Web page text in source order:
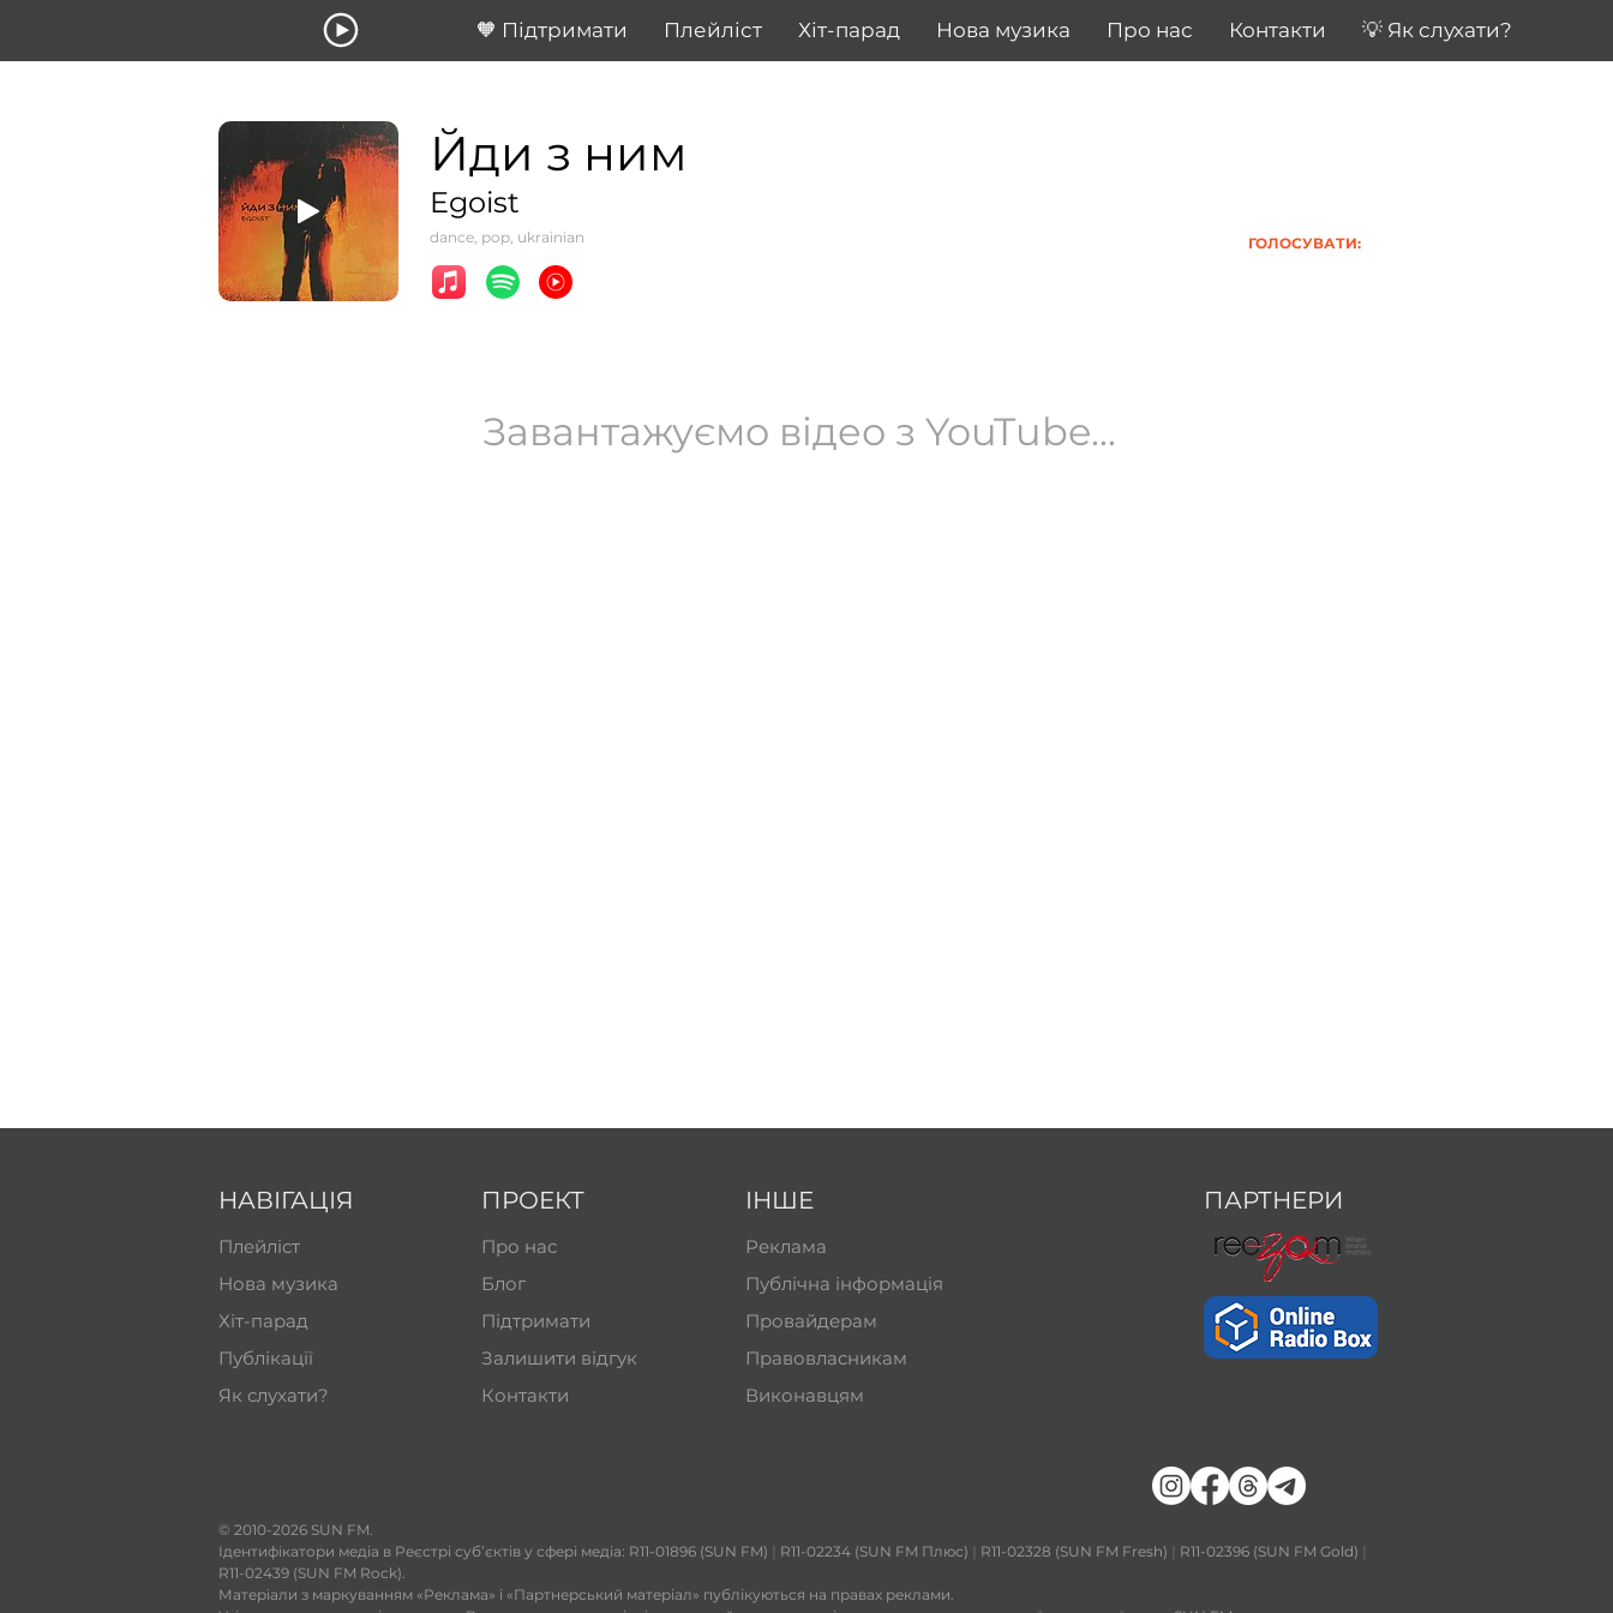
🧡 Підтримати Плейліст Хіт-парад Нова музика Про нас Контакти 💡 Як слухати?
Йди з ним
Egoist
dance, pop, ukrainian
Завантажуємо відео з YouTube...
ГОЛОСУВАТИ:
НАВІГАЦІЯ
Плейліст
Нова музика
Хіт-парад
Публікації
Як слухати?
ПРОЕКТ
Про нас
Блог
Підтримати
Залишити відгук
Контакти
ІНШЕ
Реклама
Публічна інформація
Провайдерам
Правовласникам
Виконавцям
ПАРТНЕРИ
​© 2010-2026 SUN FM.
Ідентифікатори медіа в Реєстрі суб’єктів у сфері медіа: R11-01896 (SUN FM) | R11-02234 (SUN FM Плюс) | R11-02328 (SUN FM Fresh) | R11-02396 (SUN FM Gold) |
R11-02439 (SUN FM Rock).
Матеріали з маркуванням «Реклама» і «Партнерський матеріал» публікуються на правах реклами.